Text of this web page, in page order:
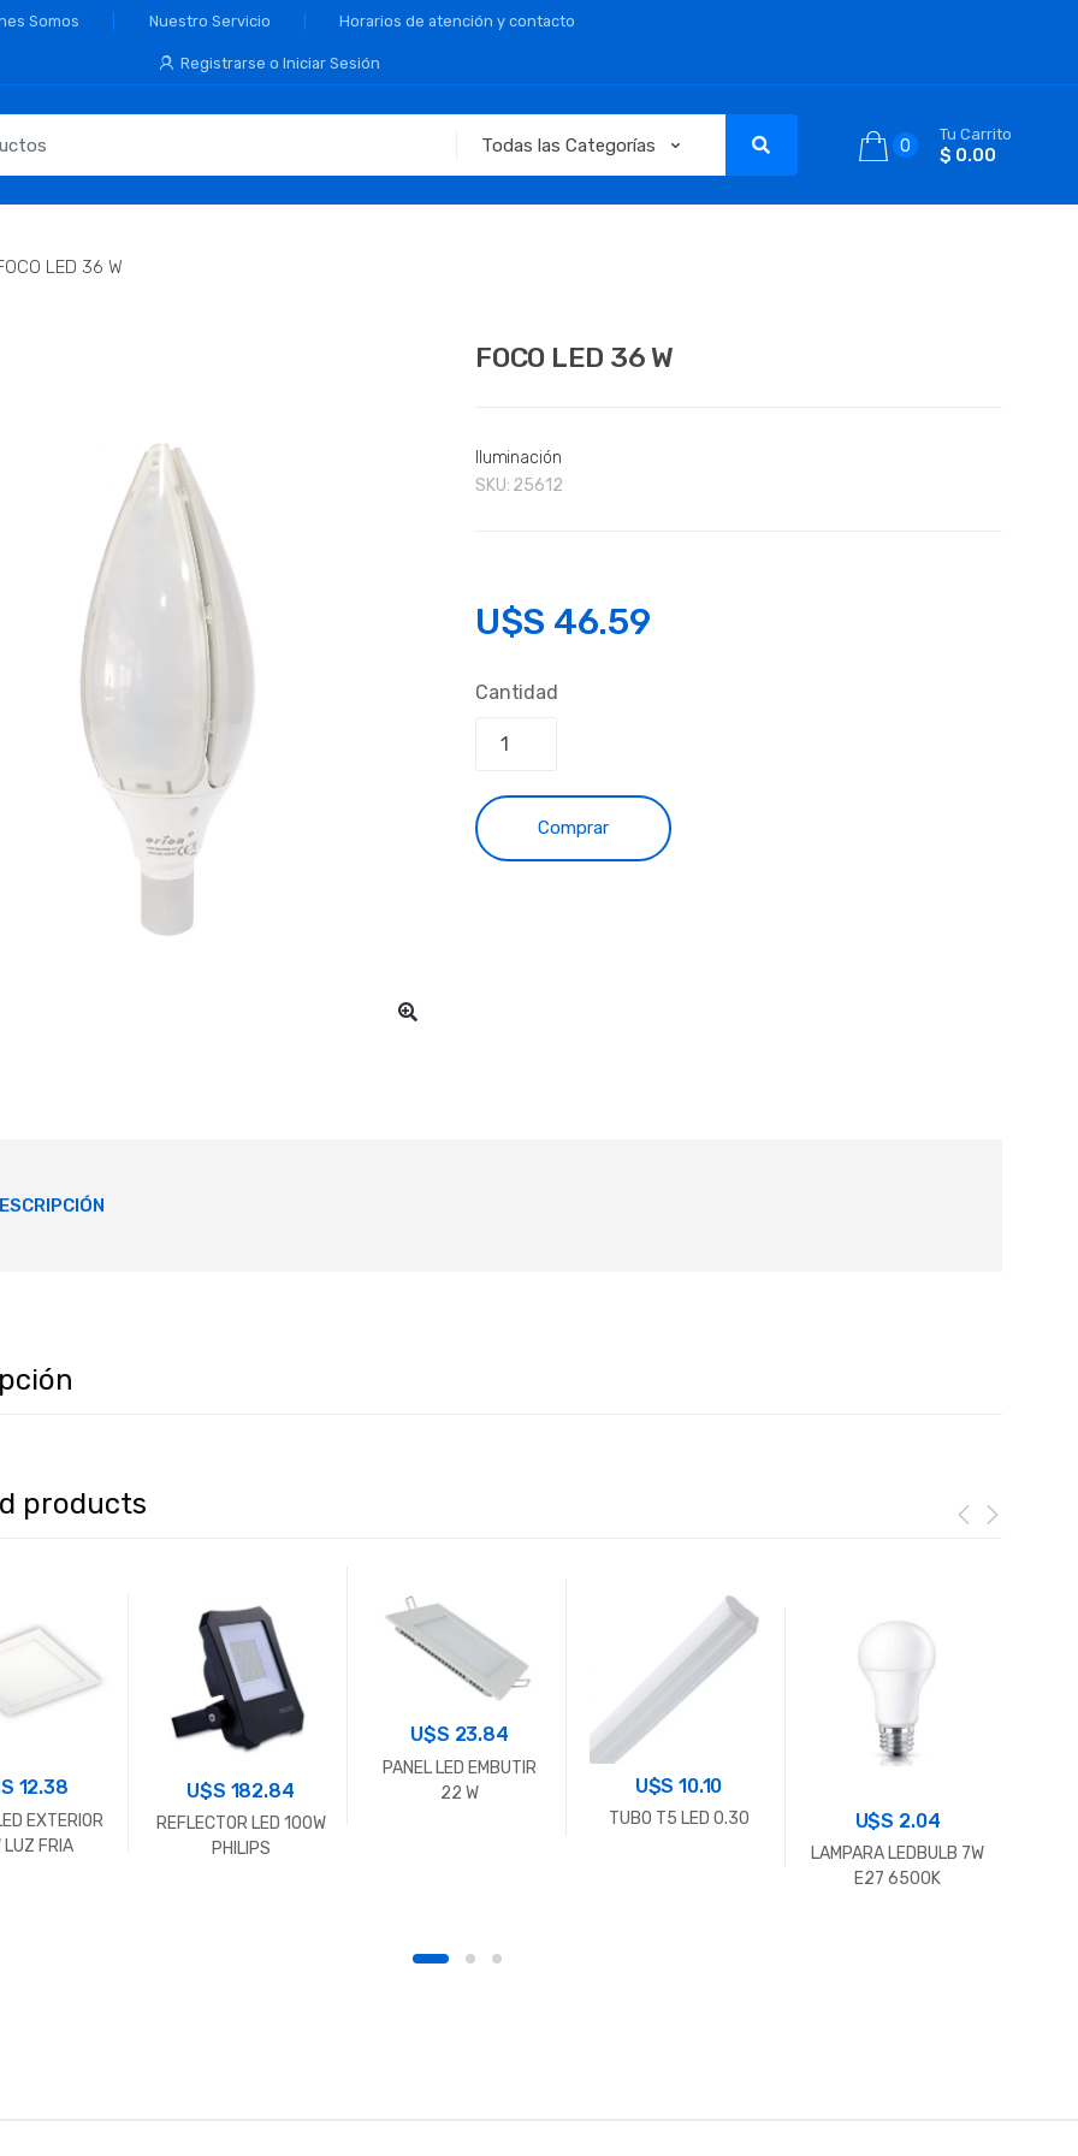
Somos Nuestro Servicio Horarios de atención y contacto
Registrarse o Iniciar Sesión
0
Tu Carrito
$ 0.00
LED 36 W
FOCO LED 36 W
Iluminación
SKU: 25612
U$S 46.59
Cantidad
Comprar
products
12.38
EXTERIOR
LUZ FRIA
U$S 182.84
REFLECTOR LED 100W
PHILIPS
U$S 23.84
PANEL LED EMBUTIR
22 W
U$S10.10
TUBO T5 LED 0.30 U$S 2.04
LAMPARA LEDBULB 7W
E27 6500K